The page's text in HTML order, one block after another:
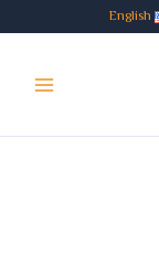
English
Menu